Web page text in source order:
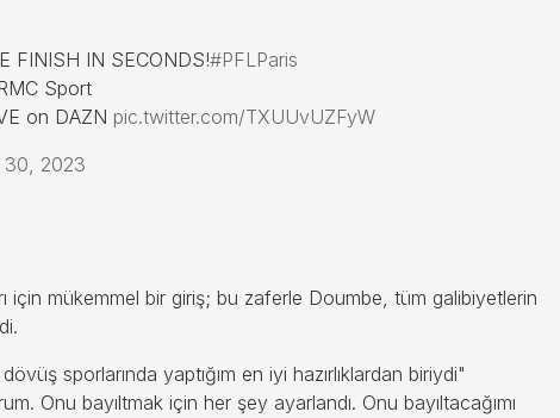
FINISH IN SECONDS!#PFLParis
Sport
on DAZN pic.twitter.com/TXUUvUZFyW
30, 2023
için mükemmel bir giriş; bu zaferle Doumbe, tüm galibiyetlerin
sporlarında yaptığım en iyi hazırlıklardan biriydi"
Onu bayıltmak için her şey ayarlandı. Onu bayıltacağımı